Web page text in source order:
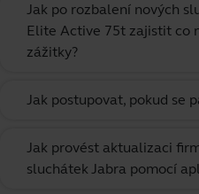
Jak po rozbalení nových
Elite Active 75t zajistit co
zážitky?
Jak postupovat, pokud se
Jak provést aktualizaci
sluchátek Jabra pomocí